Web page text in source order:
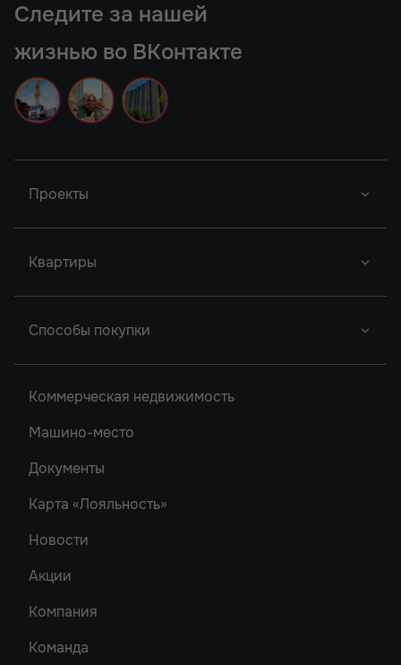
Следите за нашей
жизнью во ВКонтакте
Проекты
Новый Проект
Новый Проект
Донской Арбат 2
Донской Арбат
Рубин
Квартиры
Однокомнатные
Трехкомнатные
Способы покупки
Коммерческая недвижимость
Машино-место
Документы
Карта «Лояльность»
Новости
Акции
Компания
Команда